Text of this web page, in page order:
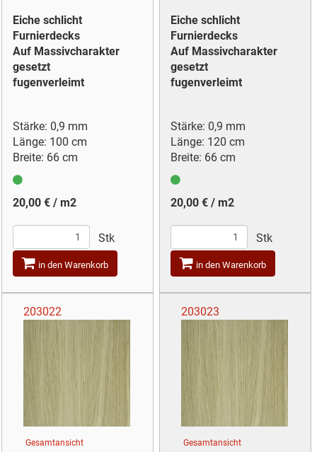
Eiche schlicht
Furnierdecks
Auf Massivcharakter
gesetzt
fugenverleimt
Stärke: 0,9 mm
Länge: 100 cm
Breite: 66 cm
20,00 € / m2
Stk
in den Warenkorb
Eiche schlicht
Furnierdecks
Auf Massivcharakter
gesetzt
fugenverleimt
Stärke: 0,9 mm
Länge: 120 cm
Breite: 66 cm
20,00 € / m2
Stk
in den Warenkorb
203022
Gesamtansicht
203023
Gesamtansicht